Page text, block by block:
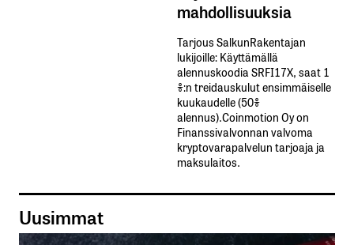
mahdollisuuksia
Tarjous SalkunRakentajan
lukijoille: Käyttämällä​ ​
alennuskoodia​ ​SRFI17X,​ ​saat​ ​1
%:n treidauskulut​ ​ensimmäiselle​ ​
kuukaudelle​ ​(50%​ ​
alennus).Coinmotion Oy on
Finanssivalvonnan valvoma
kryptovarapalvelun tarjoaja ja
maksulaitos.
Uusimmat